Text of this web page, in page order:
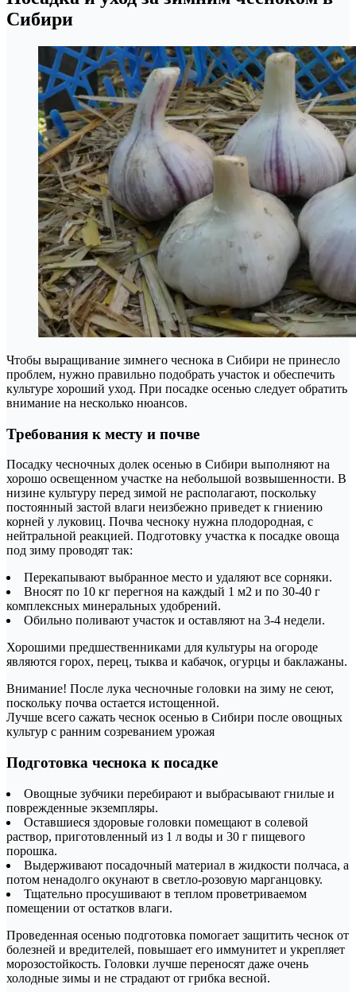
Сибири
Чтобы выращивание зимнего чеснока в Сибири не принесло
проблем, нужно правильно подобрать участок и обеспечить
культуре хороший уход. При посадке осенью следует обратить
внимание на несколько нюансов.
Требования к месту и почве
Посадку чесночных долек осенью в Сибири выполняют на
хорошо освещенном участке на небольшой возвышенности. В
низине культуру перед зимой не располагают, поскольку
постоянный застой влаги неизбежно приведет к гниению
корней у луковиц. Почва чесноку нужна плодородная, с
нейтральной реакцией. Подготовку участка к посадке овоща
под зиму проводят так:
Перекапывают выбранное место и удаляют все сорняки.
Вносят по 10 кг перегноя на каждый 1 м2 и по 30-40 г
комплексных минеральных удобрений.
Обильно поливают участок и оставляют на 3-4 недели.
Хорошими предшественниками для культуры на огороде
являются горох, перец, тыква и кабачок, огурцы и баклажаны.
Внимание! После лука чесночные головки на зиму не сеют,
поскольку почва остается истощенной.
Лучше всего сажать чеснок осенью в Сибири после овощных
культур с ранним созреванием урожая
Подготовка чеснока к посадке
Овощные зубчики перебирают и выбрасывают гнилые и
поврежденные экземпляры.
Оставшиеся здоровые головки помещают в солевой
раствор, приготовленный из 1 л воды и 30 г пищевого
порошка.
Выдерживают посадочный материал в жидкости полчаса, а
потом ненадолго окунают в светло-розовую марганцовку.
Тщательно просушивают в теплом проветриваемом
помещении от остатков влаги.
Проведенная осенью подготовка помогает защитить чеснок от
болезней и вредителей, повышает его иммунитет и укрепляет
морозостойкость. Головки лучше переносят даже очень
холодные зимы и не страдают от грибка весной.